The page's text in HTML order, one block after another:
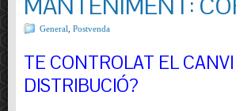
MANTENIMENT:
General Postvenda
TE CONTROLAT EL
DISTRIBUCIÓ?